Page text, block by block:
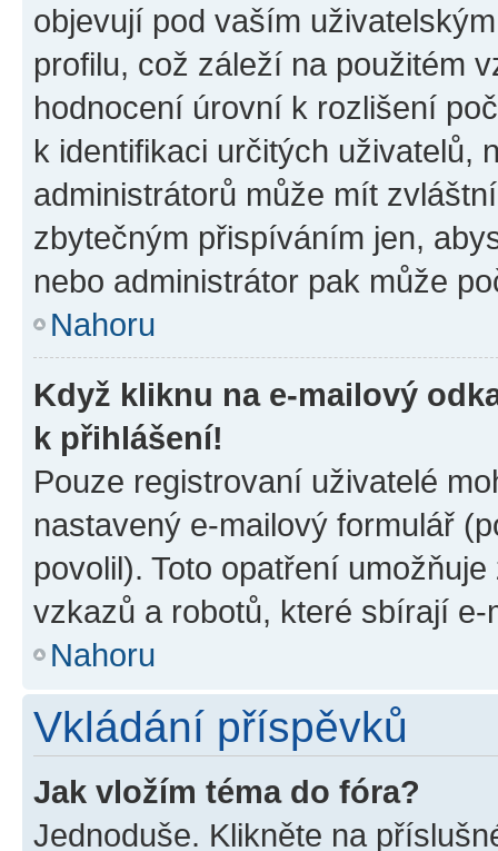
objevují pod vaším
profilu, což záleží na použitém
hodnocení úrovní k rozlišení
k identifikaci určitých uživatelů,
administrátorů může mít
zbytečným přispíváním jen,
nebo administrátor pak může
Nahoru
Když kliknu na e-mailový
k přihlášení!
Pouze registrovaní uživatelé
nastavený e-mailový formulář
povolil). Toto opatření
vzkazů a robotů, které sbírají e-
Nahoru
Vkládání příspěvků
Jak vložím téma do fóra?
Jednoduše. Klikněte na